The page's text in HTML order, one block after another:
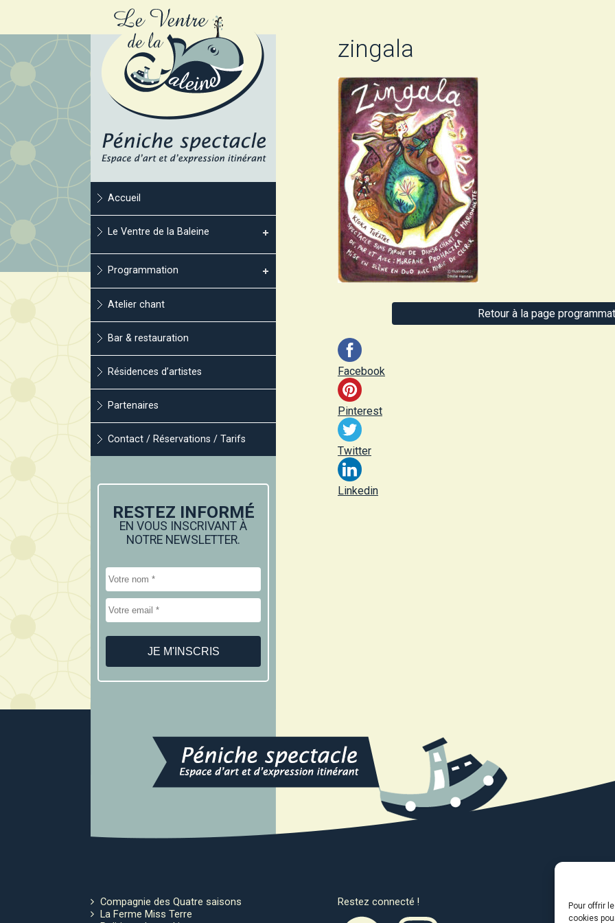
Pour offrir
cookies
Accueil
Le Ventre de la Baleine
Programmation
Atelier chant
Bar & restauration
Résidences d’artistes
Partenaires
Contact / Réservations / Tarifs
RESTEZ INFORMÉ
EN VOUS INSCRIVANT À
NOTRE NEWSLETTER.
zingala
Retour à la page
Facebook
Pinterest
Twitter
Linkedin
Compagnie des Quatre saisons
La Ferme Miss Terre
Restez connecté ! Avec